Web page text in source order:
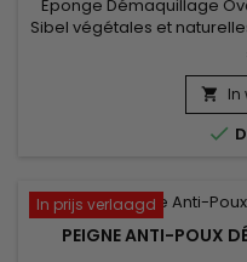
Eponge Démaquillage
Sibel végétales et
efficacement. Ces
les masques
 In

In prijs verlaagd
PEIGNE ANTI-POUX